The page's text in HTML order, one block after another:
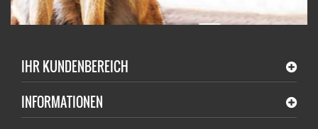
IHR KUNDENBEREICH
INFORMATIONEN